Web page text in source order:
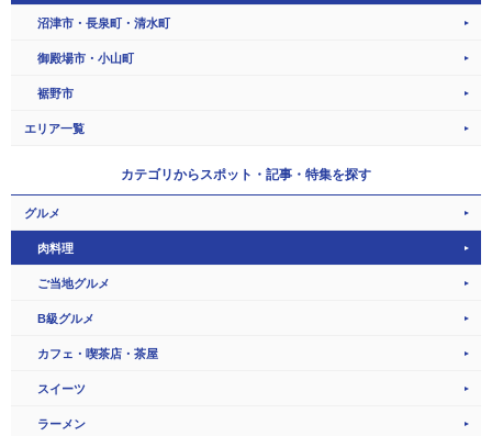
沼津市・長泉町・清水町
御殿場市・小山町
裾野市
エリア一覧
カテゴリからスポット・記事・特集を探す
グルメ
肉料理
ご当地グルメ
B級グルメ
カフェ・喫茶店・茶屋
スイーツ
ラーメン